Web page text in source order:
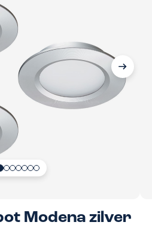
Modena zilver